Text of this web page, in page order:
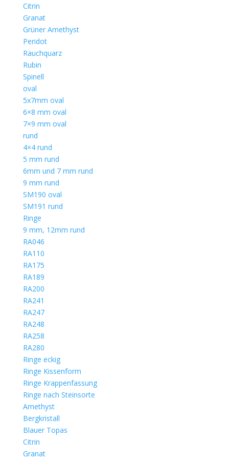
Citrin
Granat
Grüner Amethyst
Peridot
Rauchquarz
Rubin
Spinell
oval
5x7mm oval
6×8 mm oval
7×9 mm oval
rund
4×4 rund
5 mm rund
6mm und 7 mm rund
9 mm rund
SM190 oval
SM191 rund
Ringe
9 mm, 12mm rund
RA046
RA110
RA175
RA189
RA200
RA241
RA247
RA248
RA258
RA280
Ringe eckig
Ringe Kissenform
Ringe Krappenfassung
Ringe nach Steinsorte
Amethyst
Bergkristall
Blauer Topas
Citrin
Granat